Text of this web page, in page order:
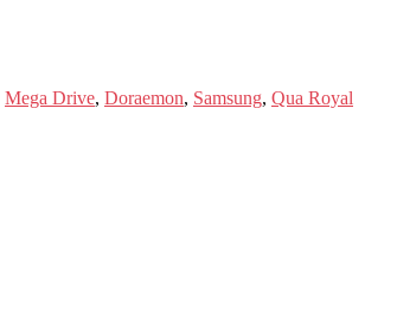
Mega Drive, Doraemon, Samsung, Qua Royal